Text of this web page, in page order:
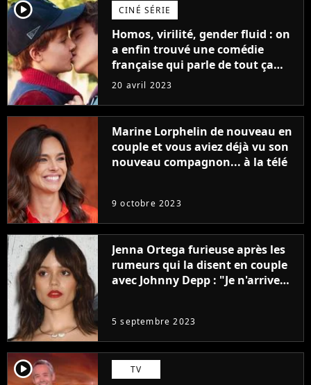
player2 CINÉ SÉRIE
Homos, virilité, gender fluid : on
a enfin trouvé une comédie
française qui parle de tout ça
sans être super ringarde
20 avril 2023
Marine Lorphelin de nouveau en
couple et vous aviez déjà vu son
nouveau compagnon... à la télé
9 octobre 2023
Jenna Ortega furieuse après les
rumeurs qui la disent en couple
avec Johnny Depp : "Je n'arrive
5 septembre 2023
player2 TV